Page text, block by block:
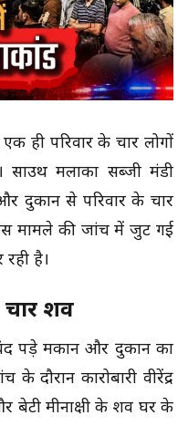
एक ही परिवार के चार लोगों
मलाका सब्जी मंडी
दुकान से परिवार के चार
मामले की जांच में जुट गई
है।
शव
पड़े मकान और दुकान का
के दौरान कारोबारी वीरेंद्र
बेटी मीनाक्षी के शव घर के